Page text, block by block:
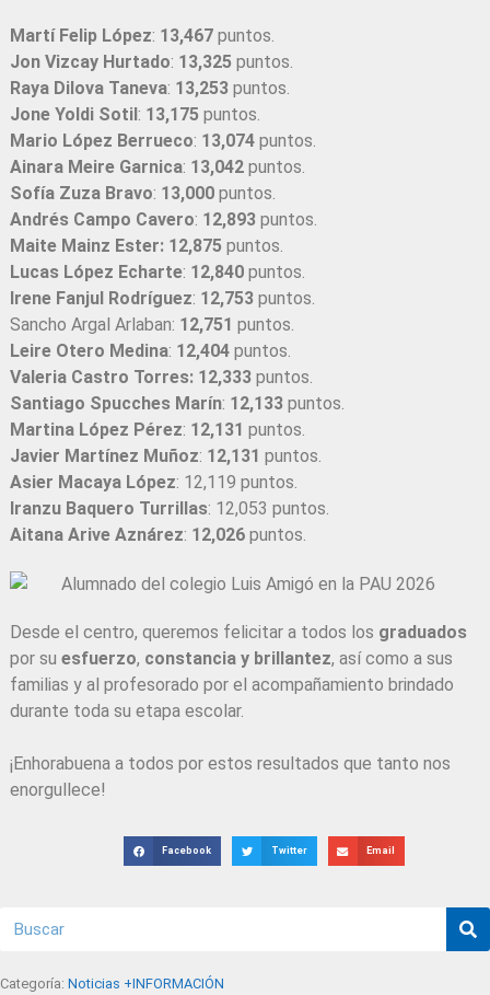
Martí Felip López: 13,467 puntos.
Jon Vizcay Hurtado: 13,325 puntos.
Raya Dilova Taneva: 13,253 puntos.
Jone Yoldi Sotil : 13,175 puntos.
Mario López Berrueco: 13,074 puntos.
Ainara Meire Garnica: 13,042 puntos.
Sofía Zuza Bravo: 13,000 puntos.
Andrés Campo Cavero: 12,893 puntos.
Maite Mainz Ester: 12,875 puntos.
Lucas López Echarte: 12,840 puntos.
Irene Fanjul Rodríguez: 12,753 puntos.
Sancho Argal Arlaban: 12,751 puntos.
Leire Otero Medina: 12,404 puntos.
Valeria Castro Torres: 12,333 puntos.
Santiago Spucches Marín: 12,133 puntos.
Martina López Pérez: 12,131 puntos.
Javier Martínez Muñoz: 12,131 puntos.
Asier Macaya López: 12,119 puntos.
Iranzu Baquero Turrillas: 12,053 puntos.
Aitana Arive Aznárez: 12,026 puntos.
Desde el centro, queremos felicitar a todos los graduados
por su esfuerzo, constancia y brillantez, así como a sus
familias y al profesorado por el acompañamiento brindado
durante toda su etapa escolar.
¡Enhorabuena a todos por estos resultados que tanto nos
enorgullece!
Facebook Twitter Email
Categoría: Noticias +INFORMACIÓN